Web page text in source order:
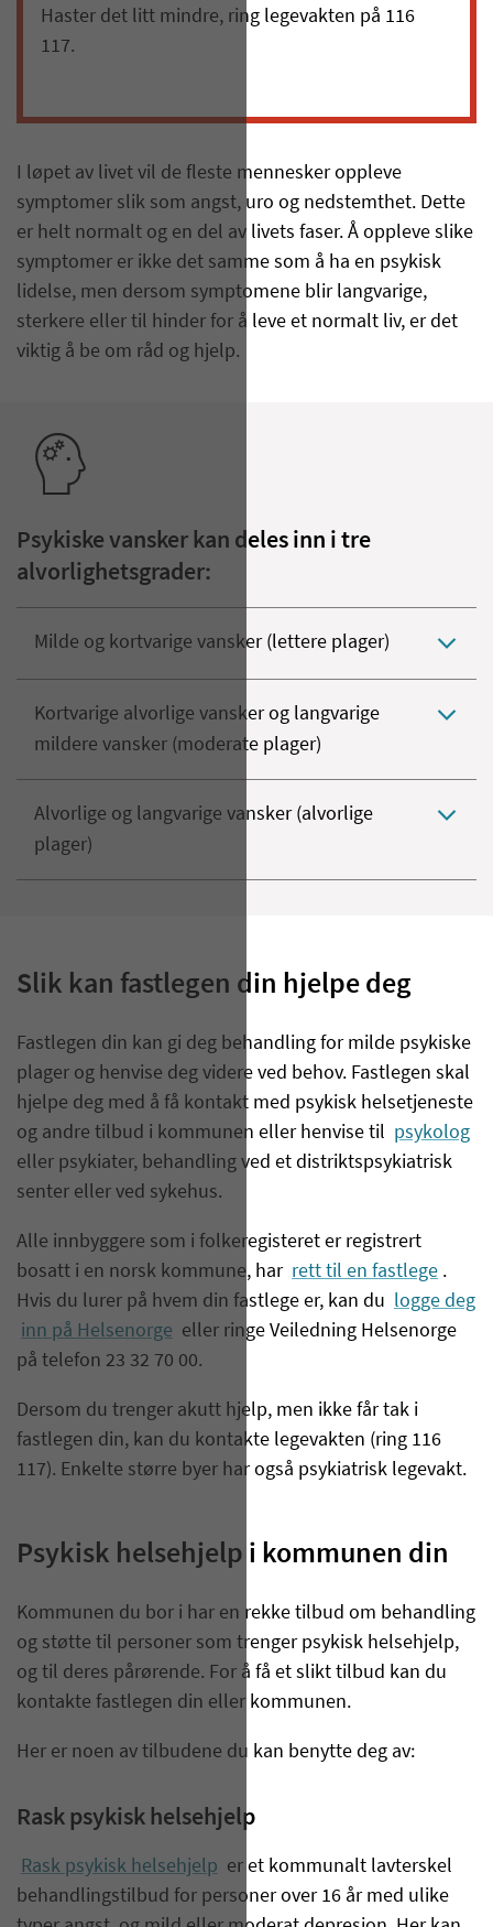
Haster det litt mindre, ring legevakten på 116
117.
I løpet av livet vil de fleste mennesker oppleve
symptomer slik som angst, uro og nedstemthet. Dette
er helt normalt og en del av livets faser. Å oppleve slike
symptomer er ikke det samme som å ha en psykisk
lidelse, men dersom symptomene blir langvarige,
sterkere eller til hinder for å leve et normalt liv, er det
viktig å be om råd og hjelp.
Psykiske vansker kan deles inn i tre
alvorlighetsgrader:
Milde og kortvarige vansker (lettere plager)
Kortvarige alvorlige vansker og langvarige
mildere vansker (moderate plager)
Alvorlige og langvarige vansker (alvorlige
plager)
Slik kan fastlegen din hjelpe deg
Fastlegen din kan gi deg behandling for milde psykiske
plager og henvise deg videre ved behov. Fastlegen skal
hjelpe deg med å få kontakt med psykisk helsetjeneste
og andre tilbud i kommunen eller henvise til psykolog
eller psykiater, behandling ved et distriktspsykiatrisk
senter eller ved sykehus.
Alle innbyggere som i folkeregisteret er registrert
bosatt i en norsk kommune, har rett til en fastlege .
Hvis du lurer på hvem din fastlege er, kan du logge deg
inn på Helsenorge eller ringe Veiledning Helsenorge
på telefon 23 32 70 00.
Dersom du trenger akutt hjelp, men ikke får tak i
fastlegen din, kan du kontakte legevakten (ring 116
117). Enkelte større byer har også psykiatrisk legevakt.
Psykisk helsehjelp i kommunen din
Kommunen du bor i har en rekke tilbud om behandling
og støtte til personer som trenger psykisk helsehjelp,
og til deres pårørende. For å få et slikt tilbud kan du
kontakte fastlegen din eller kommunen.
Her er noen av tilbudene du kan benytte deg av:
Rask psykisk helsehjelp
Rask psykisk helsehjelp er et kommunalt lavterskel
behandlingstilbud for personer over 16 år med ulike